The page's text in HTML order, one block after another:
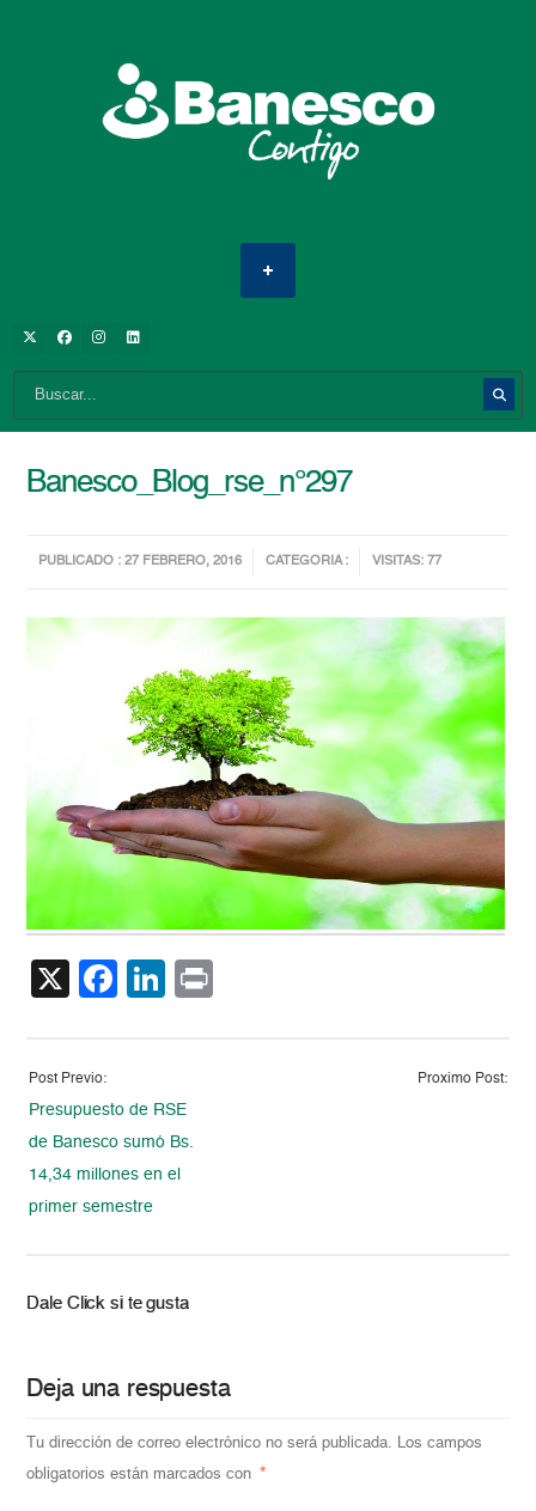
Banesco_Blog_rse_n°297
PUBLICADO : 27 FEBRERO, 2016 CATEGORIA : VISITAS: 77
X Facebook
LinkedIn
Post Previo:
Presupuesto de RSE
de Banesco sumó Bs.
14,34 millones en el
primer semestre
Proximo Post:
Dale Click si te gusta
Deja una respuesta
Tu dirección de correo electrónico no será publicada. Los campos
obligatorios están marcados con *